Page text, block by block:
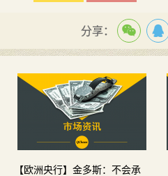
分享：
【欧洲央行】金多斯：不会承